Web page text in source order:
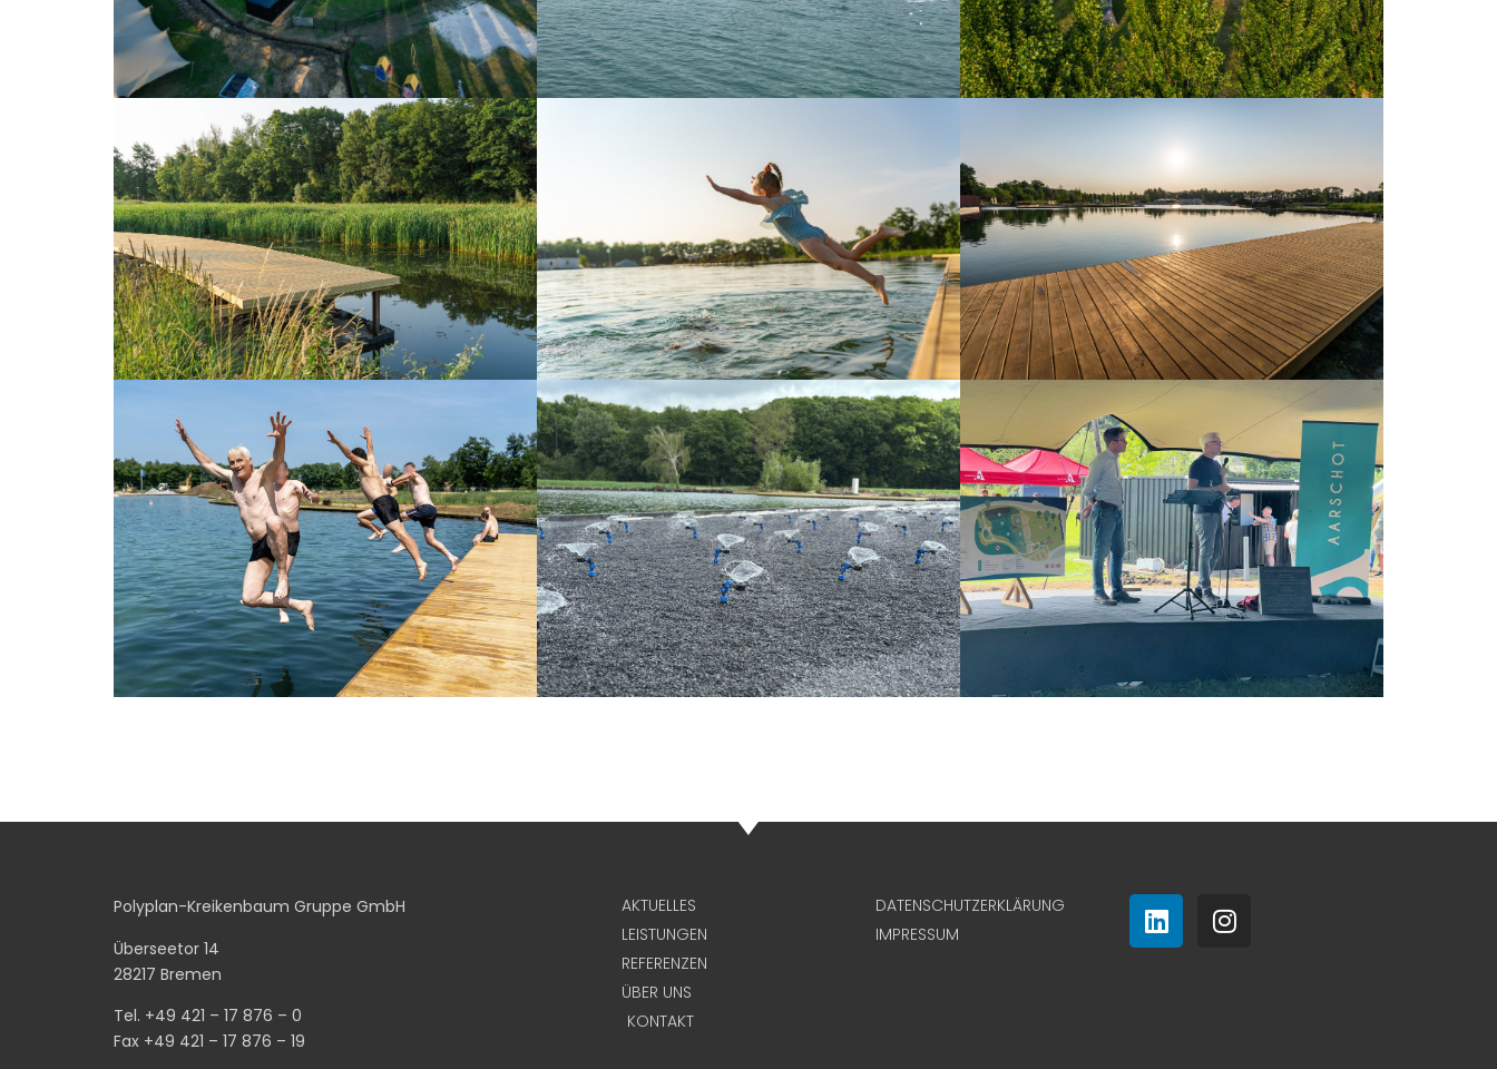
Polyplan-Kreikenbaum Gruppe GmbH
Überseetor 14
28217 Bremen
Tel. +49 421 – 17 876 – 0
Fax +49 421 – 17 876 – 19
AKTUELLES
LEISTUNGEN
REFERENZEN
ÜBER UNS
KONTAKT
DATENSCHUTZERKLÄRUNG
IMPRESSUM